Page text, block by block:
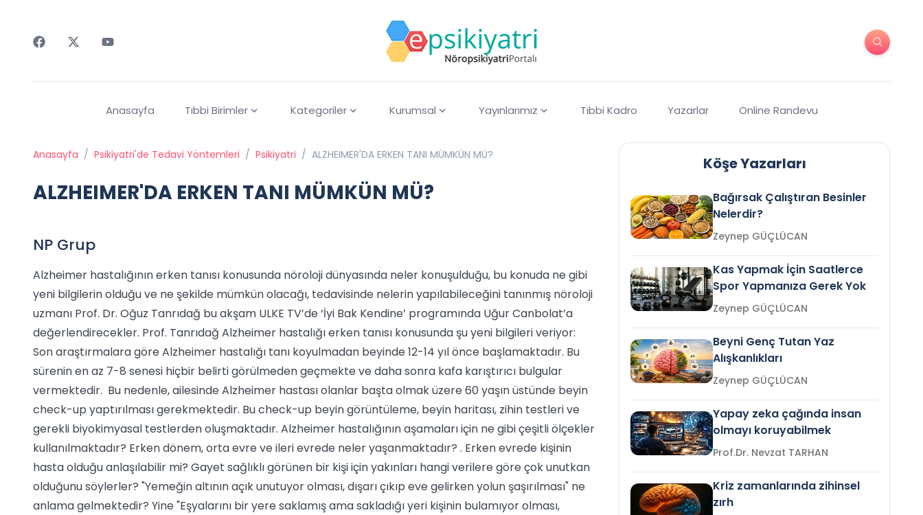
Anasayfa Tıbbi Birimler Kategoriler Kurumsal Yayınlarımız Tıbbi Kadro Yazarlar Online Randevu
Anasayfa / Psikiyatri'de Tedavi Yöntemleri / Psikiyatri / ALZHEIMER'DA ERKEN TANI MÜMKÜN MÜ?
ALZHEIMER'DA ERKEN TANI MÜMKÜN MÜ?
NP Grup
Alzheimer hastalığının erken tanısı konusunda nöroloji dünyasında neler konuşulduğu, bu konuda ne gibi
yeni bilgilerin olduğu ve ne şekilde mümkün olacağı, tedavisinde nelerin yapılabileceğini tanınmış nöroloji
uzmanı Prof. Dr. Oğuz Tanrıdağ bu akşam ULKE TV’de ‘İyi Bak Kendine’ programında Uğur Canbolat’a
değerlendirecekler. Prof. Tanrıdağ Alzheimer hastalığı erken tanısı konusunda şu yeni bilgileri veriyor:
Son araştırmalara göre Alzheimer hastalığı tanı koyulmadan beyinde 12-14 yıl önce başlamaktadır. Bu
sürenin en az 7-8 senesi hiçbir belirti görülmeden geçmekte ve daha sonra kafa karıştırıcı bulgular
vermektedir. Bu nedenle, ailesinde Alzheimer hastası olanlar başta olmak üzere 60 yaşın üstünde beyin
check-up yaptırılması gerekmektedir. Bu check-up beyin görüntüleme, beyin haritası, zihin testleri ve
gerekli biyokimyasal testlerden oluşmaktadır. Alzheimer hastalığının aşamaları için ne gibi çeşitli ölçekler
kullanılmaktadır? Erken dönem, orta evre ve ileri evrede neler yaşanmaktadır? . Erken evrede kişinin
hasta olduğu anlaşılabilir mi? Gayet sağlıklı görünen bir kişi için yakınları hangi verilere göre çok unutkan
olduğunu söylerler? "Yemeğin altının açık unutuyor olması, dışarı çıkıp eve gelirken yolun şaşırılması" ne
anlama gelmektedir? Yine "Eşyalarını bir yere saklamış ama sakladığı yeri kişinin bulamıyor olması,
Köşe Yazarları
Bağırsak Çalıştıran Besinler
Nelerdir?
Zeynep GÜÇLÜCAN
Kas Yapmak İçin Saatlerce
Spor Yapmanıza Gerek Yok
Zeynep GÜÇLÜCAN
Beyni Genç Tutan Yaz
Alışkanlıkları
Zeynep GÜÇLÜCAN
Yapay zeka çağında insan
olmayı koruyabilmek
Prof.Dr. Nevzat TARHAN
Kriz zamanlarında zihinsel
zırh